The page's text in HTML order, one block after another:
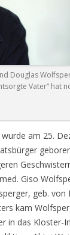
Douglas
Vater“ hat
wurde am 25.
Giso
geb. von
kam
in das Kloster-